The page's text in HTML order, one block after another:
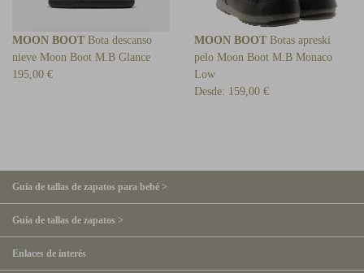
MOON BOOT Bota descanso
nieve Moon Boot M.B Glance
195,00 €
MOON BOOT Botas apreski
pelo Moon Boot M.B Monaco
Low
Desde: 159,00 €
Guía de tallas de zapatos para bebé >
Guía de tallas de zapatos >
Enlaces de interés